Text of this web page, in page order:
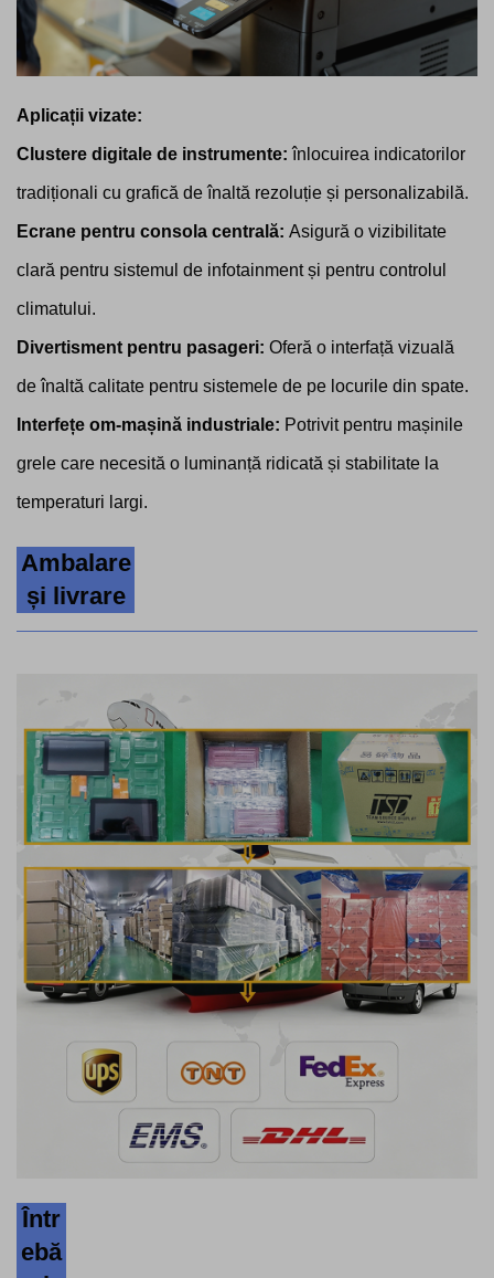
Aplicații vizate:
Clustere digitale de instrumente:înlocuirea indicatorilor
tradiționali cu grafică de înaltă rezoluție și personalizabilă.
Ecrane pentru consola centrală: Asigură o vizibilitate
clară pentru sistemul de infotainment și pentru controlul
climatului.
Divertisment pentru pasageri: Oferă o interfață vizuală
de înaltă calitate pentru sistemele de pe locurile din spate.
Interfețe om-mașină industriale: Potrivit pentru mașinile
grele care necesită o luminanță ridicată și stabilitate la
temperaturi largi.
Ambalare
și livrare
Într
ebă